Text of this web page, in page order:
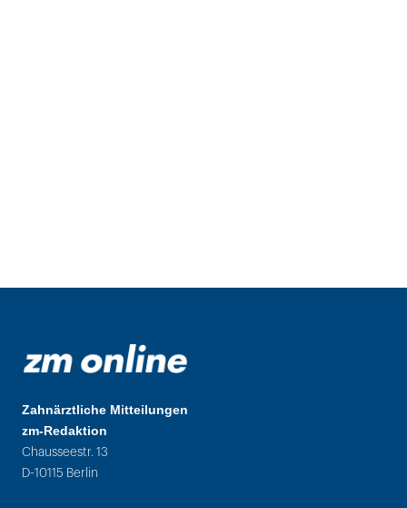
Zahnärztliche Mitteilungen
zm-Redaktion
Chausseestr. 13
D-10115 Berlin